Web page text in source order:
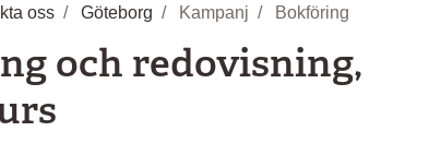
oss Göteborg Kampanj Bokföring
och redovisning,